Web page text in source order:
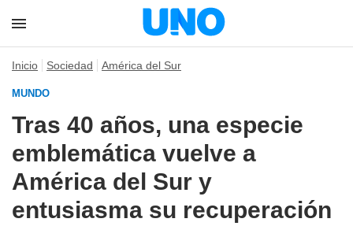
Inicio Sociedad América del Sur
MUNDO
Tras 40 años, una especie
emblemática vuelve a
América del Sur y
entusiasma su recuperación